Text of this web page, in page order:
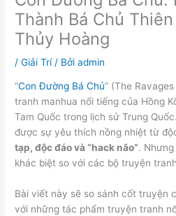
Thành Bá Chủ
Thủy Hoàng
/Giải Trí/ Bởiadmin
“Con Đường Bá Chủ” (The
tranh manhua nổi tiếng của Hồng
Tam Quốc trong lịch sử Trung
được sự yêu thích nồng nhiệt từ
tạp, độc đáo và “hack não”. Nhưng
khác biệt so với các bộ truyện
Bài viết này sẽ so sánh cốt truyện
với những tác phẩm truyện tranh